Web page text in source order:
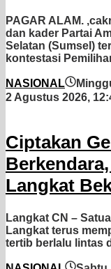
PAGAR ALAM.
dan kader Partai
Selatan (Sumsel)
kontestasi
NASIONAL
2 Agustus 2026,
Ciptakan
Langkat
Langkat CN –
Langkat terus
tertib berlalu lintas